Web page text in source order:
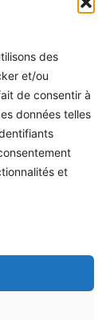
des
et/ou
de consentir à
données telles
et